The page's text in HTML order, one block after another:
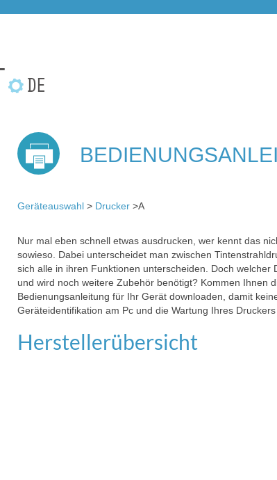
Geräteauswahl > Drucker >A
Nur mal eben schnell etwas ausdrucken, wer kennt das
sowieso. Dabei unterscheidet man zwischen
sich alle in ihren Funktionen unterscheiden. Doch
und wird noch weitere Zubehör benötigt? Kommen Ihnen
Bedienungsanleitung für Ihr Gerät downloaden, damit
Geräteidentifikation am Pc und die Wartung Ihres
Herstellerübersicht